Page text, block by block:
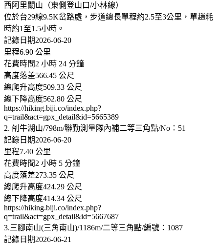
西阿里關山（東側登山口/小林線）
位於台29線9.5K岔路處，步道總長單程約2.5至3公里，單趟耗
時約1至1.5小時。
記錄日期2026-06-20
里程6.90 公里
花費時間2 小時 24 分鐘
高度落差566.45 公尺
總爬升高度509.33 公尺
總下降高度562.80 公尺
https://hiking.biji.co/index.php?
q=trail&act=gpx_detail&id=5665389
2. 刣牛湖山/798m/聯勤測量隊內補二等三角點/No：51
記錄日期2026-06-20
里程7.40 公里
花費時間2 小時 5 分鐘
高度落差273.35 公尺
總爬升高度424.29 公尺
總下降高度414.34 公尺
https://hiking.biji.co/index.php?
q=trail&act=gpx_detail&id=5667687
3.三腳南山(三角南山)/1186m/二等三角點/編號：1087
記錄日期2026-06-21